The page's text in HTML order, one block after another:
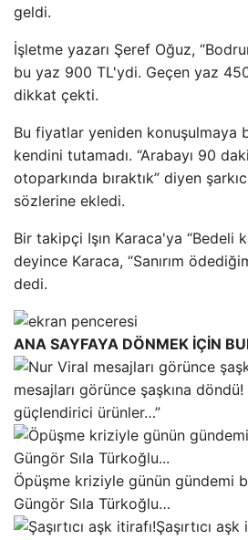
geldi.
İşletme yazarı Şeref Oğuz,
bu yaz 900 TL'ydi. Geçen yaz 450
dikkat çekti.
Bu fiyatlar yeniden konuşulmaya
kendini tutamadı. “Arabayı 90
otoparkında bıraktık” diyen
sözlerine ekledi.
Bir takipçi Işın Karaca'ya “Bedeli
deyince Karaca, “Sanırım
dedi.
ANA SAYFAYA DÖNMEK İÇİN
mesajları görünce şaşkına döndü!
güçlendirici ürünler…”
Öpüşme kriziyle günün gündemi
Güngör Sıla Türkoğlu…
Şaşırtıcı